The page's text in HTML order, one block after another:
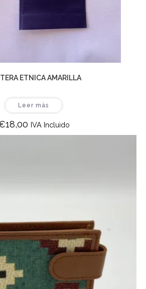
ETNICA AMARILLA
Leer más
18,00 IVA Incluido